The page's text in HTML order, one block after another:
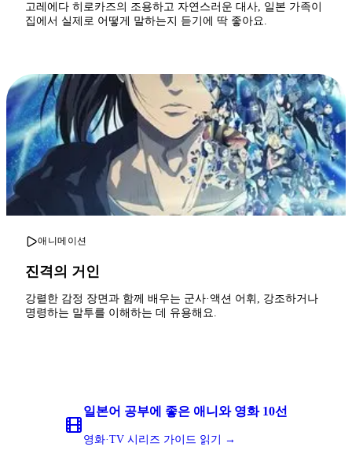
고레에다 히로카즈의 조용하고 자연스러운 대사, 일본 가족이
집에서 실제로 어떻게 말하는지 듣기에 딱 좋아요.
애니메이션
진격의 거인
강렬한 감정 장면과 함께 배우는 군사·액션 어휘, 강조하거나
명령하는 말투를 이해하는 데 유용해요.
일본어 공부에 좋은 애니와 영화 10선
영화·TV 시리즈 가이드 읽기 →